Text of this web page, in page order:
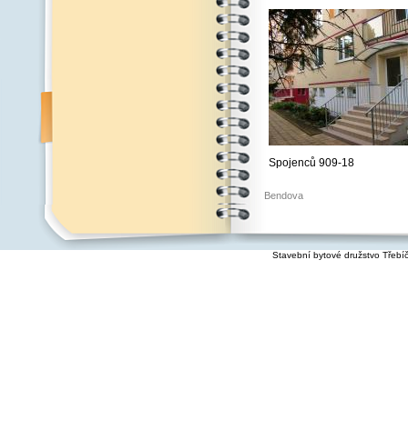
Spojenců 909-18
Bendova
Stavební bytové družstvo